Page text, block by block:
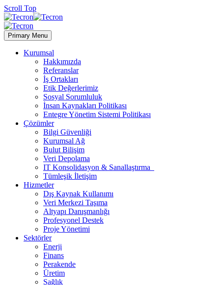
Scroll Top
Primary Menu
Kurumsal
Hakkımızda
Referanslar
İş Ortakları
Etik Değerlerimiz
Sosyal Sorumluluk
İnsan Kaynakları Politikası
Entegre Yönetim Sistemi Politikası
Çözümler
Bilgi Güvenliği
Kurumsal Ağ
Bulut Bilişim
Veri Depolama
IT Konsolidasyon & Sanallaştırma
Tümleşik İletişim
Hizmetler
Dış Kaynak Kullanımı
Veri Merkezi Taşıma
Altyapı Danışmanlığı
Profesyonel Destek
Proje Yönetimi
Sektörler
Enerji
Finans
Perakende
Üretim
Sağlık